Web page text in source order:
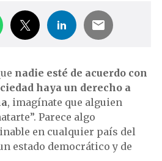
nadie esté de acuerdo con
haya un derecho a
, imagínate que alguien
Parece algo
en cualquier país del
estado democrático y de